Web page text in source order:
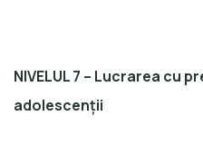
NIVELUL 7 – Lucrarea cu
adolescenții